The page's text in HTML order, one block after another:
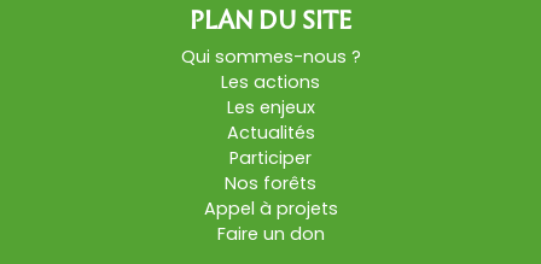
PLAN DU SITE
Qui sommes-nous ?
Les actions
Les enjeux
Actualités
Participer
Nos forêts
Appel à projets
Faire un don